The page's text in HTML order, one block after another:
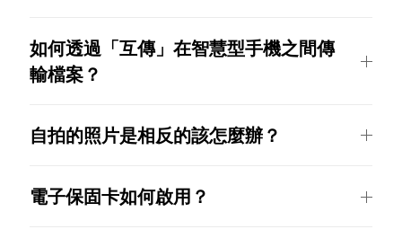
Select Location
如何透過「互傳」在智慧型手機之間傳
輸檔案？
自拍的照片是相反的該怎麼辦？
電子保固卡如何啟用？